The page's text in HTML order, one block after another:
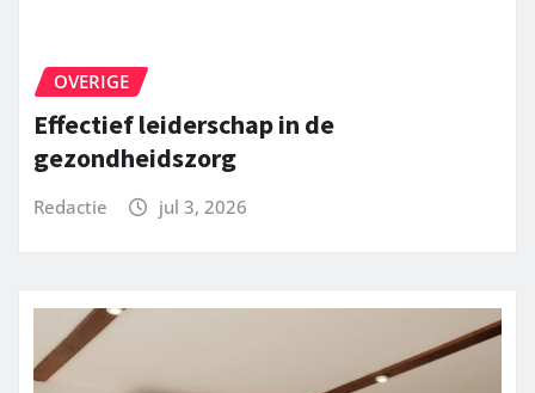
OVERIGE
Effectief leiderschap in de
gezondheidszorg
Redactie jul 3, 2026